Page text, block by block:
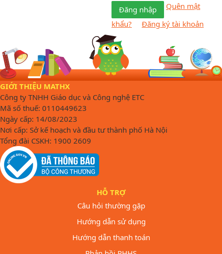
Đăng nhập
Quên mật
khẩu?
Đăng ký tài khoản
GIỚI THIỆU MATHX
Công ty TNHH Giáo dục và Công nghệ ETC
Mã số thuế: 0110449623
Ngày cấp: 14/08/2023
Nơi cấp: Sở kế hoạch và đầu tư thành phố Hà Nội
Tổng đài CSKH: 1900 2609
HỖ TRỢ
Câu hỏi thường gặp
Hướng dẫn sử dụng
Hướng dẫn thanh toán